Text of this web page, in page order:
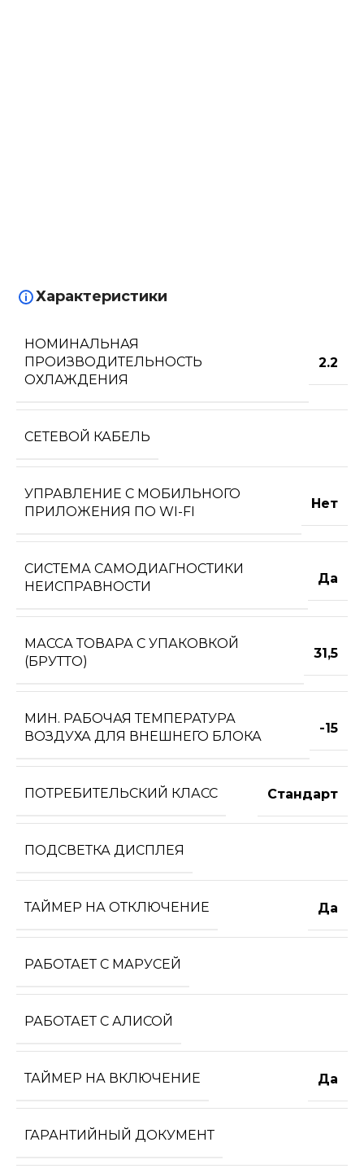
Характеристики
НОМИНАЛЬНАЯ
ПРОИЗВОДИТЕЛЬНОСТЬ
ОХЛАЖДЕНИЯ
2.2
СЕТЕВОЙ КАБЕЛЬ
УПРАВЛЕНИЕ C МОБИЛЬНОГО
ПРИЛОЖЕНИЯ ПО WI-FI
Нет
СИСТЕМА САМОДИАГНОСТИКИ
НЕИСПРАВНОСТИ
Да
МАССА ТОВАРА С УПАКОВКОЙ
(БРУТТО)
31,5
МИН. РАБОЧАЯ ТЕМПЕРАТУРА
ВОЗДУХА ДЛЯ ВНЕШНЕГО БЛОКА
-15
ПОТРЕБИТЕЛЬСКИЙ КЛАСС Стандарт
ПОДСВЕТКА ДИСПЛЕЯ
ТАЙМЕР НА ОТКЛЮЧЕНИЕ Да
РАБОТАЕТ С МАРУСЕЙ
РАБОТАЕТ С АЛИСОЙ
ТАЙМЕР НА ВКЛЮЧЕНИЕ Да
ГАРАНТИЙНЫЙ ДОКУМЕНТ